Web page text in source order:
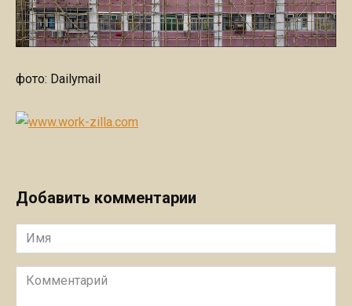
фото: Dailymail
Добавить комментарии
Имя
Комментарий